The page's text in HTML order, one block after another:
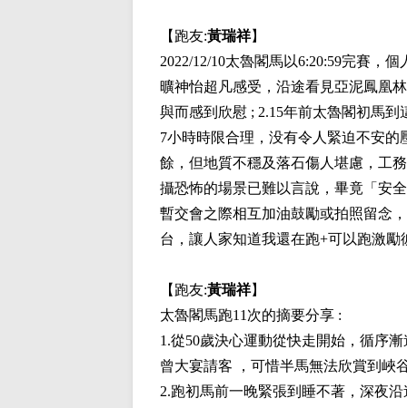
【跑友:黃瑞祥】
2022/12/10太魯閣馬以6:20:59完賽，
曠神怡超凡感受，沿途看見亞泥鳳凰
與而感到欣慰 ; 2.15年前太魯閣初馬
7小時時限合理，没有令人緊迫不安
餘，但地質不穩及落石傷人堪慮，工
攝恐怖的場景已難以言說，畢竟「安
暫交會之際相互加油鼓勵或拍照留念
台，讓人家知道我還在跑+可以跑激
【跑友:黃瑞祥】
太魯閣馬跑11次的摘要分享 :
1.從50歲決心運動從快走開始，循序
曾大宴請客 ，可惜半馬無法欣賞到峽
2.跑初馬前一晚緊張到睡不著，深夜